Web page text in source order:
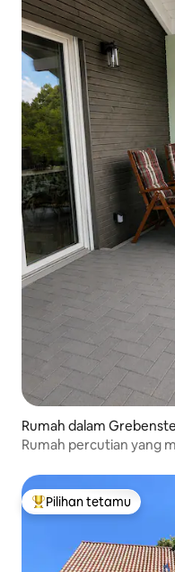
Rumah dalam
Rumah percutian yang
Pilihan utama tetamu
Pilihan tetamu